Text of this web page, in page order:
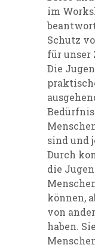
im
Schutz
für unser
Die
sind und
Durch
die
können,
von
haben.